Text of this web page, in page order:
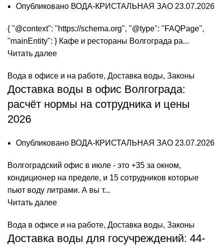
Опубликовано ВОДА-КРИСТАЛЬНАЯ ЗАО 23.07.2026
{ "@context": "https://schema.org", "@type": "FAQPage",
"mainEntity": } Кафе и рестораны Волгограда ра...
Читать далее
Вода в офисе и на работе, Доставка воды, Законы
Доставка воды в офис Волгограда:
расчёт нормы на сотрудника и цены
2026
Опубликовано ВОДА-КРИСТАЛЬНАЯ ЗАО 23.07.2026
Волгоградский офис в июле - это +35 за окном,
кондиционер на пределе, и 15 сотрудников которые
пьют воду литрами. А вы т...
Читать далее
Вода в офисе и на работе, Доставка воды, Законы
Доставка воды для госучреждений: 44-